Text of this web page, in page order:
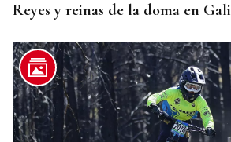
Reyes y reinas de la doma en